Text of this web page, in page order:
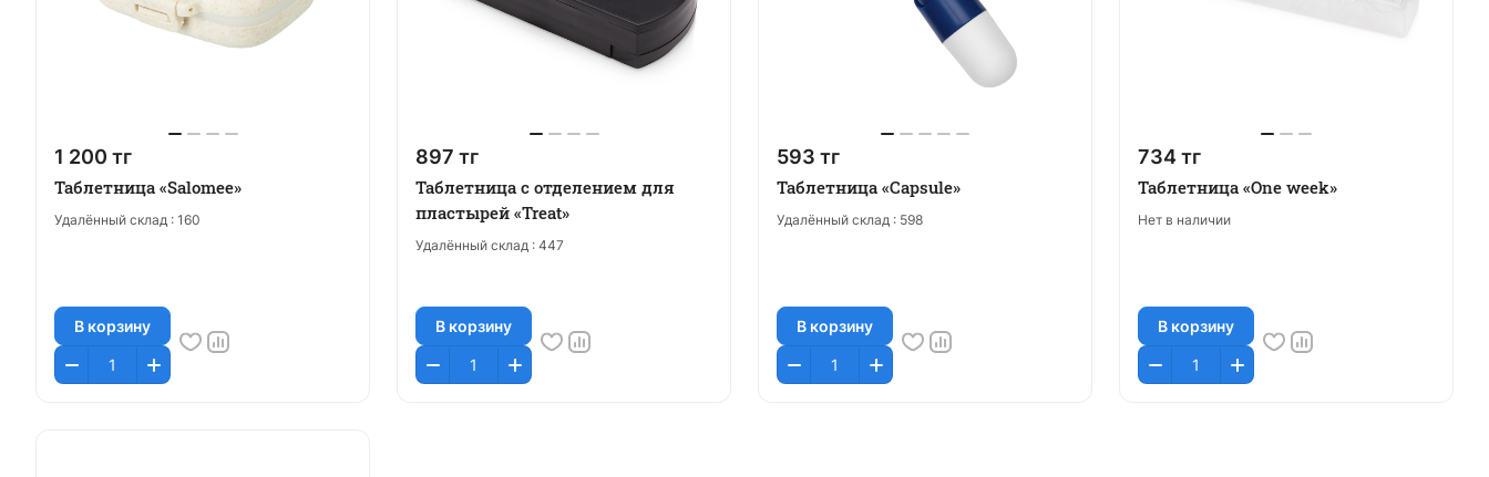
1 200 тг
Таблетница «Salomee»
Удалённый склад : 160
В корзину
897 тг
Таблетница с отделением для
пластырей «Treat»
Удалённый склад : 447
В корзину
593 тг
Таблетница «Capsule»
Удалённый склад : 598
В корзину
734 тг
Таблетница «One week»
Нет в наличии
В корзину